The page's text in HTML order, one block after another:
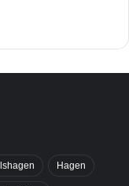
Hagen